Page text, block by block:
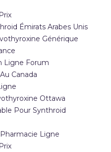
Émirats Arabes Unis
Générique
Ligne Forum
Canada
Ottawa
Pour Synthroid
Ligne